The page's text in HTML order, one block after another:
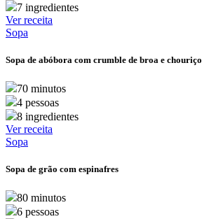
7 ingredientes
Ver receita
Sopa
Sopa de abóbora com crumble de broa e chouriço
70 minutos
4 pessoas
8 ingredientes
Ver receita
Sopa
Sopa de grão com espinafres
80 minutos
6 pessoas